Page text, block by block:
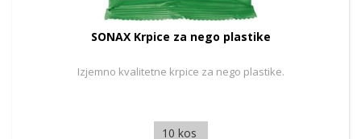
SONAX Krpice za nego plastike
Izjemno kvalitetne krpice za nego plastike.
10 kos